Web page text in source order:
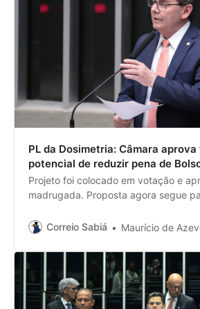
PL da Dosimetria: Câmara
potencial de reduzir pena de
Projeto foi colocado em votação e
madrugada. Proposta agora segue
Correio Sabiá Maurício de